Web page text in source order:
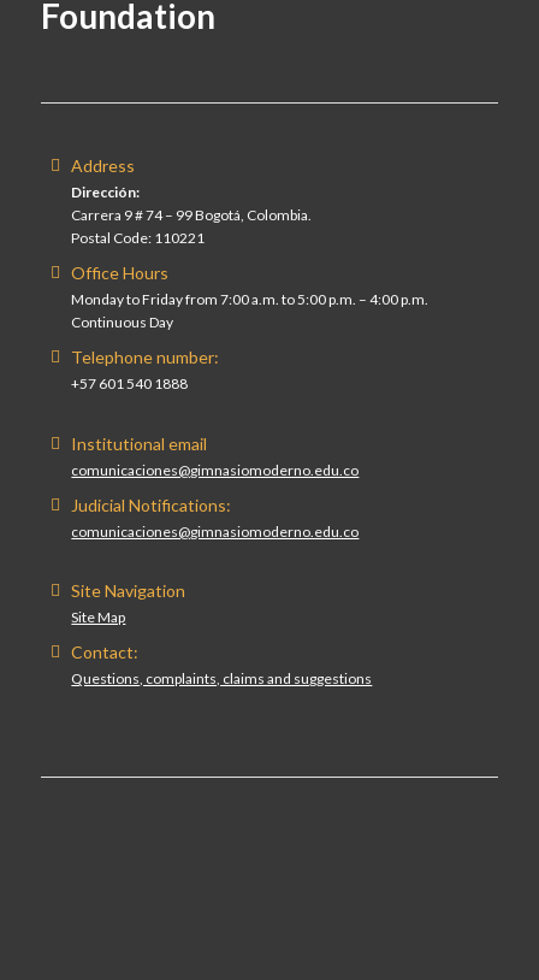
Foundation
Address
Dirección:
Carrera 9 # 74 – 99 Bogotá, Colombia.
Postal Code: 110221
Office Hours
Monday to Friday from 7:00 a.m. to 5:00 p.m. – 4:00 p.m.
Continuous Day
Telephone number:
+57 601 540 1888
Institutional email
comunicaciones@gimnasiomoderno.edu.co
Judicial Notifications:
comunicaciones@gimnasiomoderno.edu.co
Site Navigation
Site Map
Contact:
Questions, complaints, claims and suggestions